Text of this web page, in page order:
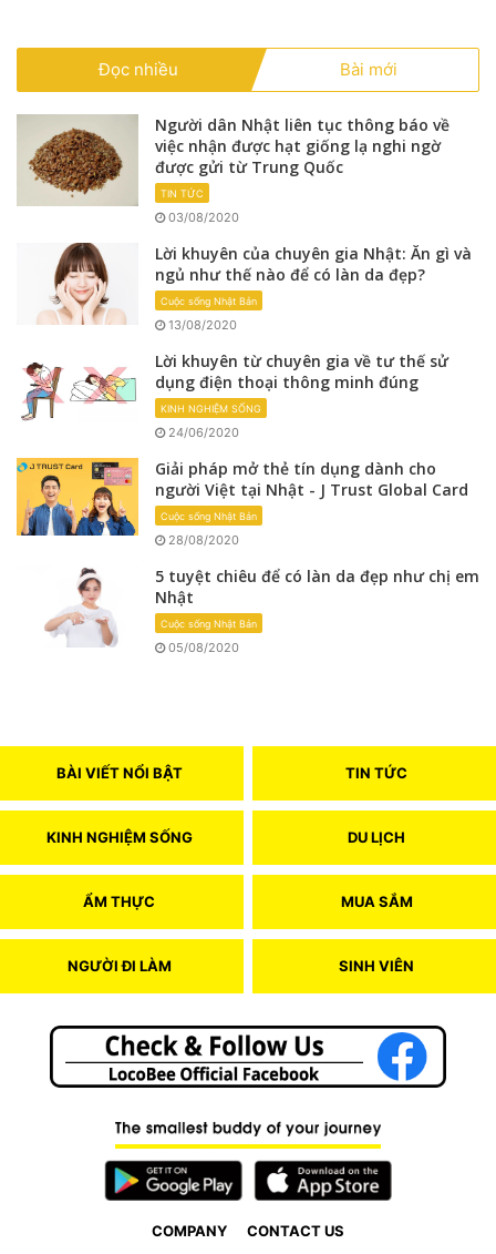
Đọc nhiều Bài mới
Người dân Nhật liên tục thông báo về
việc nhận được hạt giống lạ nghi ngờ
được gửi từ Trung Quốc
TIN TỨC
03/08/2020
Lời khuyên của chuyên gia Nhật: Ăn gì và
ngủ như thế nào để có làn da đẹp?
Cuộc sống Nhật Bản
13/08/2020
Lời khuyên từ chuyên gia về tư thế sử
dụng điện thoại thông minh đúng
KINH NGHIỆM SỐNG
24/06/2020
Giải pháp mở thẻ tín dụng dành cho
người Việt tại Nhật - J Trust Global Card
Cuộc sống Nhật Bản
28/08/2020
5 tuyệt chiêu để có làn da đẹp như chị em
Nhật
Cuộc sống Nhật Bản
05/08/2020
BÀI VIẾT NỔI BẬT TIN TỨC
KINH NGHIỆM SỐNG DU LỊCH
ẨM THỰC MUA SẮM
NGƯỜI ĐI LÀM SINH VIÊN
COMPANY CONTACT US